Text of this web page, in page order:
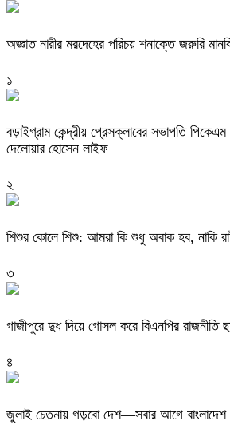
অজ্ঞাত নারীর মরদেহের পরিচয় শনাক্তে জরুরি
১
বড়াইগ্রাম কেন্দ্রীয় প্রেসক্লাবের সভাপতি
দেলোয়ার হোসেন লাইফ
২
শিশুর কোলে শিশু: আমরা কি শুধু অবাক হব, নাকি
৩
গাজীপুরে দুধ দিয়ে গোসল করে বিএনপির রাজনীতি
৪
জুলাই চেতনায় গড়বো দেশ—সবার আগে বাংলাদেশ